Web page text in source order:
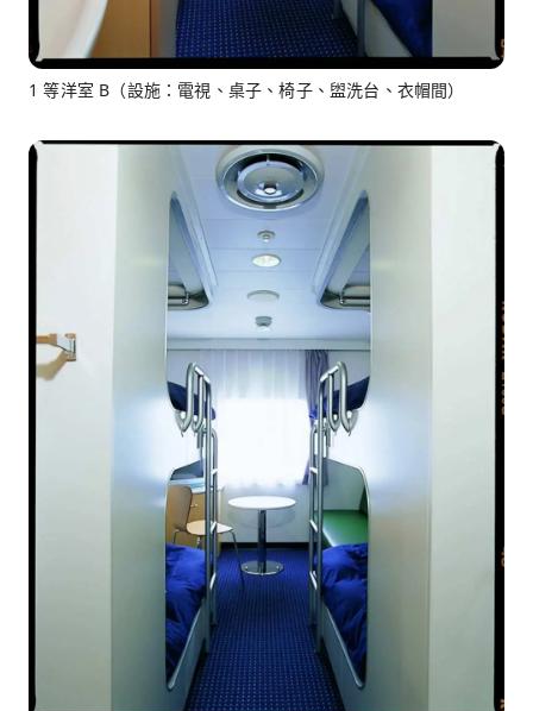
1 等洋室 B（設施：電視、桌子、椅子、盥洗台、衣帽間）